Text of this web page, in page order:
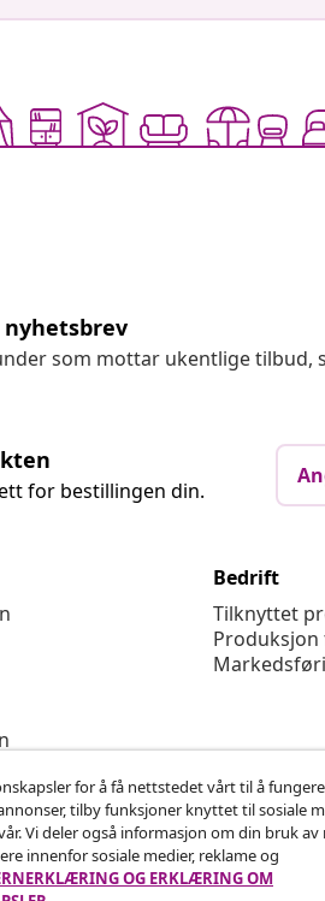
som mottar ukentlige tilbud,
for bestillingen din.
Bedrift
Tilknyttet
Produksjon
for å få nettstedet vårt til å
tilby funksjoner knyttet til sosiale
Vi deler også informasjon om din bruk
innenfor sosiale medier, reklame og
OG ERKLÆRING OM